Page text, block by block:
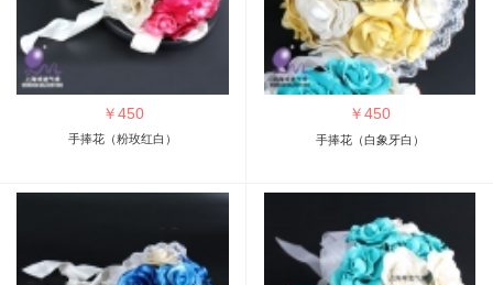
￥450
手捧花（粉玫红白）
￥450
手捧花（白象牙白）